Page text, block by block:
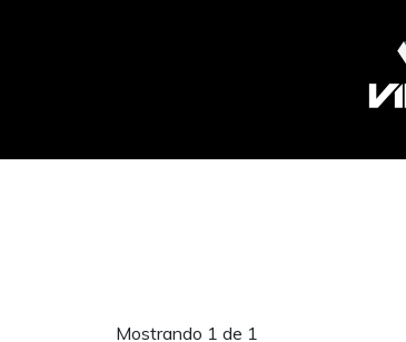
Mostrando 1 de 1